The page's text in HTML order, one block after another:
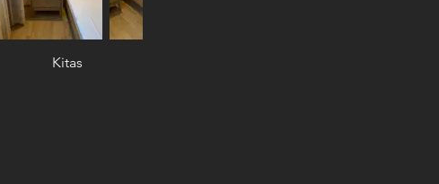
Kitas